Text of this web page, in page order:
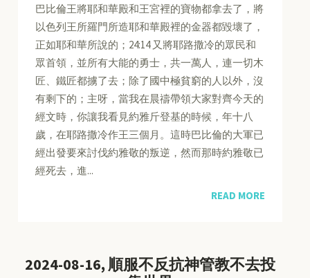
巴比倫王將耶和華殿和王宮裡的寶物都拿去了，將
以色列王所羅門所造耶和華殿裡的金器都毀壞了，
正如耶和華所說的；24:14 又將耶路撒冷的眾民和
眾首領，並所有大能的勇士，共一萬人，連一切木
匠、鐵匠都擄了去；除了國中極貧窮的人以外，沒
有剩下的；主呀，當我在晨禱帶領大家對齊今天的
經文時，你讓我看見約雅斤登基的時候，年十八
歲，在耶路撒冷作王三個月。這時巴比倫的大軍已
經出發要來討伐約雅敬的叛逆，然而那時約雅敬已
經死去，進...
READ MORE
2024-08-16, 順服不反抗神管教不去投